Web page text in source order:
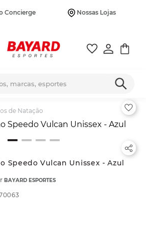
Concierge Nossas Lojas
de Natação
Speedo Vulcan Unissex - Azul
BAYARD ESPORTES